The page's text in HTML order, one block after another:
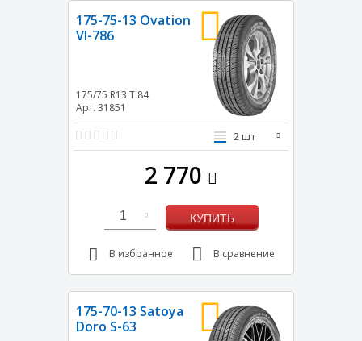
175-75-13 Ovation
VI-786
175/75 R13 T 84
Арт. 31851
2 шт
2 770
1 КУПИТЬ
В избранное В сравнение
175-70-13 Satoya
Doro S-63